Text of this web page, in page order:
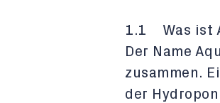
1.1 Was ist
Der Name
zusammen.
der